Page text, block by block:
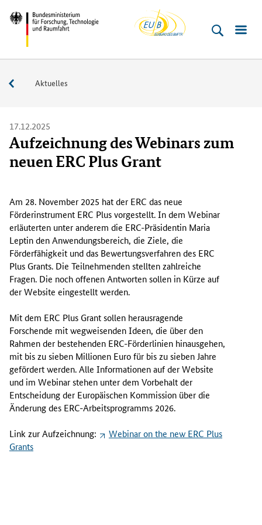
Direkt
zum
Inhalt
(Eingabetaste)
Direkt
zum
Hauptmenu
(Eingabetaste)
Direkt
zur
Suche
(Eingabetaste)
Direkt
zur
Fußleiste
(Enter)
Bundesministerium
Technologie
Buero
Service
Aktuelles
17.12.2025
Aufzeichnung des Webinars zum
neuen ERC Plus Grant
m
2
8
.
N
o
v
e
b
e
r
2
0
2
5
h
t
d
Am 28. November 2025 hat der ERC das neue
Förderinstrument ERC Plus vorgestellt. In dem Webinar
erläuterten unter anderem die ERC-Präsidentin Maria
Leptin den Anwendungsbereich, die Ziele, die
Förderfähigkeit und das Bewertungsverfahren des ERC
Plus Grants. Die Teilnehmenden stellten zahlreiche
Fragen. Die noch offenen Antworten sollen in Kürze auf
der Website eingestellt werden.
Mit dem ERC Plus Grant sollen herausragende
Forschende mit wegweisenden Ideen, die über den
Rahmen der bestehenden ERC-Förderlinien hinausgehen,
mit bis zu sieben Millionen Euro für bis zu sieben Jahre
gefördert werden. Alle Informationen auf der Website
und im Webinar stehen unter dem Vorbehalt der
Entscheidung der Europäischen Kommission über die
Änderung des ERC-Arbeitsprogramms 2026.
Link zur Aufzeichnung:
Webinar on the new ERC Plus
Grants